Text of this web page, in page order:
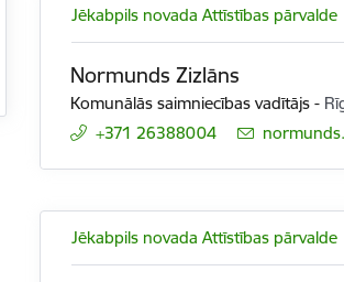
Jēkabpils novada Attīstības pārvalde
Normunds Zizlāns
Komunālās saimniecības vadītājs -
+371 26388004
E-pasts:
Jēkabpils novada Attīstības pārvalde